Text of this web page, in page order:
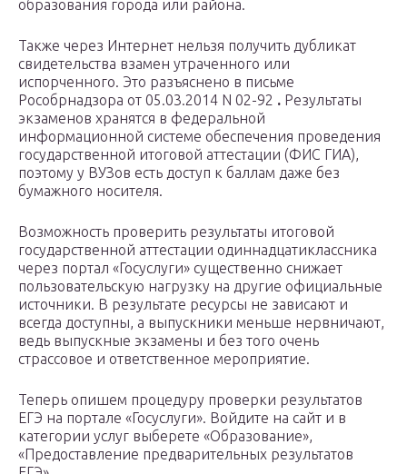
образования города или района.
Также через Интернет нельзя получить дубликат
свидетельства взамен утраченного или
испорченного. Это разъяснено в письме
Рособрнадзора от 05.03.2014 N 02-92 . Результаты
экзаменов хранятся в федеральной
информационной системе обеспечения проведения
государственной итоговой аттестации (ФИС ГИА),
поэтому у ВУЗов есть доступ к баллам даже без
бумажного носителя.
Возможность проверить результаты итоговой
государственной аттестации одиннадцатиклассника
через портал «Госуслуги» существенно снижает
пользовательскую нагрузку на другие официальные
источники. В результате ресурсы не зависают и
всегда доступны, а выпускники меньше нервничают,
ведь выпускные экзамены и без того очень
страссовое и ответственное мероприятие.
Теперь опишем процедуру проверки результатов
ЕГЭ на портале «Госуслуги». Войдите на сайт и в
категории услуг выберете «Образование»,
«Предоставление предварительных результатов